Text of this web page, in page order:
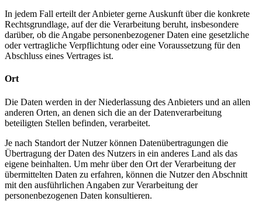
In jedem Fall erteilt der Anbieter gerne Auskunft über die konkrete
Rechtsgrundlage, auf der die Verarbeitung beruht, insbesondere
darüber, ob die Angabe personenbezogener Daten eine gesetzliche
oder vertragliche Verpflichtung oder eine Voraussetzung für den
Abschluss eines Vertrages ist.
Ort
Die Daten werden in der Niederlassung des Anbieters und an allen
anderen Orten, an denen sich die an der Datenverarbeitung
beteiligten Stellen befinden, verarbeitet.
Je nach Standort der Nutzer können Datenübertragungen die
Übertragung der Daten des Nutzers in ein anderes Land als das
eigene beinhalten. Um mehr über den Ort der Verarbeitung der
übermittelten Daten zu erfahren, können die Nutzer den Abschnitt
mit den ausführlichen Angaben zur Verarbeitung der
personenbezogenen Daten konsultieren.